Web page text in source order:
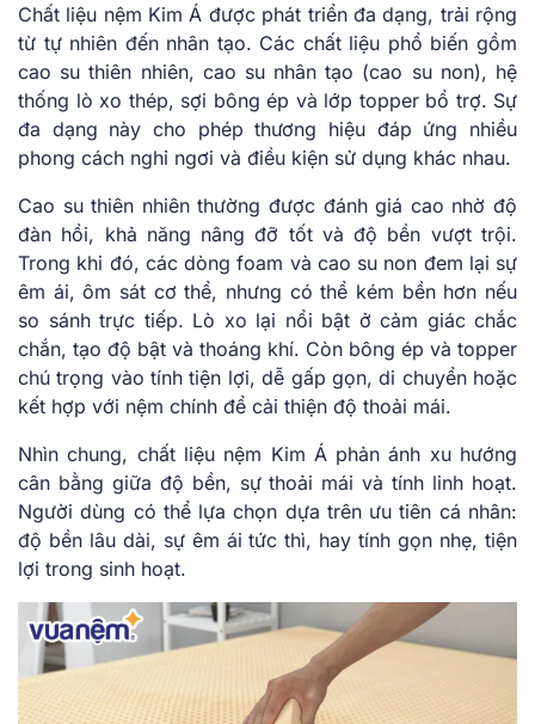
Chất liệu nệm Kim Á được phát triển đa dạng, trải rộng
từ tự nhiên đến nhân tạo. Các chất liệu phổ biến gồm
cao su thiên nhiên, cao su nhân tạo (cao su non), hệ
thống lò xo thép, sợi bông ép và lớp topper bổ trợ. Sự
đa dạng này cho phép thương hiệu đáp ứng nhiều
phong cách nghỉ ngơi và điều kiện sử dụng khác nhau.
Cao su thiên nhiên thường được đánh giá cao nhờ độ
đàn hồi, khả năng nâng đỡ tốt và độ bền vượt trội.
Trong khi đó, các dòng foam và cao su non đem lại sự
êm ái, ôm sát cơ thể, nhưng có thể kém bền hơn nếu
so sánh trực tiếp. Lò xo lại nổi bật ở cảm giác chắc
chắn, tạo độ bật và thoáng khí. Còn bông ép và topper
chú trọng vào tính tiện lợi, dễ gấp gọn, di chuyển hoặc
kết hợp với nệm chính để cải thiện độ thoải mái.
Nhìn chung, chất liệu nệm Kim Á phản ánh xu hướng
cân bằng giữa độ bền, sự thoải mái và tính linh hoạt.
Người dùng có thể lựa chọn dựa trên ưu tiên cá nhân:
độ bền lâu dài, sự êm ái tức thì, hay tính gọn nhẹ, tiện
lợi trong sinh hoạt.